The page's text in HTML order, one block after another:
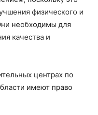
физического и
необходимы для
качества и
центрах по
имеют право